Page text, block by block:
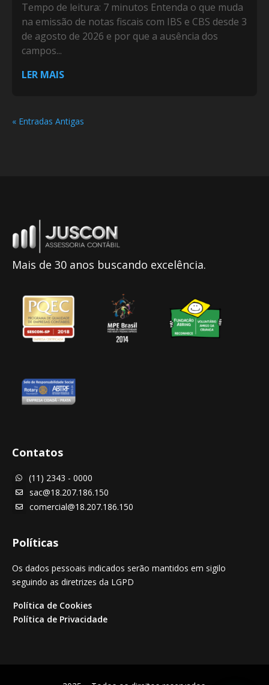
Tempo de leitura: 7 minutos Entenda o que muda
na emissão de notas fiscais com IBS e CBS desde 3
de agosto de 2026 e por que a ausência dos
campos...
LER MAIS
« Entradas Antigas
Mais de 30 anos buscando excelência.
Contatos
 (11) 2343 - 0000
 sac@18.207.186.150
 comercial@18.207.186.150
Políticas
Os dados pessoais indicados serão mantidos em sigilo
seguindo as diretrizes da LGPD
Política de Cookies
Política de Privacidade